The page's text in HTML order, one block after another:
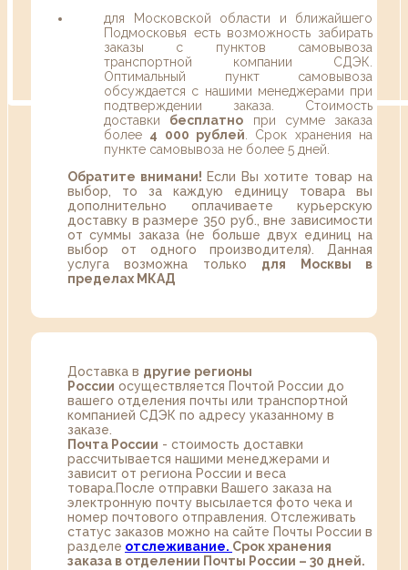
для Московской области и ближайшего
Подмосковья есть возможность забирать
заказы с пунктов самовывоза
транспортной компании СДЭК.
Оптимальный пункт самовывоза
обсуждается с нашими менеджерами при
подтверждении заказа. Стоимость
доставки бесплатно при сумме заказа
более 4 000 рублей . Срок хранения на
пункте самовывоза не более 5 дней.
Обратите внимани! Если Вы хотите товар на
выбор, то за каждую единицу товара вы
дополнительно оплачиваете курьерскую
доставку в размере 350 руб., вне зависимости
от суммы заказа (не больше двух единиц на
выбор от одного производителя). Данная
услуга возможна только для Москвы в
пределах МКАД
Доставка в другие регионы
России осуществляется Почтой России до
вашего отделения почты или транспортной
компанией СДЭК по адресу указанному в
заказе.
Почта России - стоимость доставки
рассчитывается нашими менеджерами и
зависит от региона России и веса
товара.После отправки Вашего заказа на
электронную почту высылается фото чека и
номер почтового отправления. Отслеживать
статус заказов можно на сайте Почты России в
разделе oтслеживание. Срок хранения
заказа в отделении Почты России – 30 дней.